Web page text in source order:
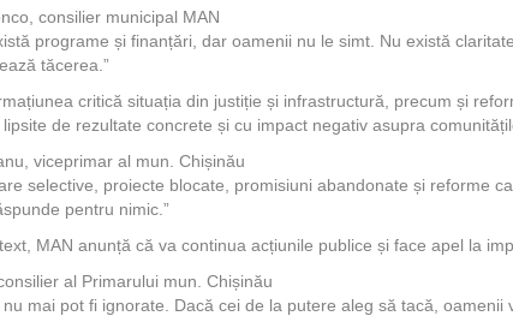
consilier municipal MAN
programe și finanțări, dar oamenii nu le simt. Nu există
tăcerea.”
critică situația din justiție și infrastructură, precum și
de rezultate concrete și cu impact negativ asupra
viceprimar al mun. Chișinău
selective, proiecte blocate, promisiuni abandonate și reforme
pentru nimic.”
MAN anunță că va continua acțiunile publice și face apel la
al Primarului mun. Chișinău
nu mai pot fi ignorate. Dacă cei de la putere aleg să tacă, oamenii